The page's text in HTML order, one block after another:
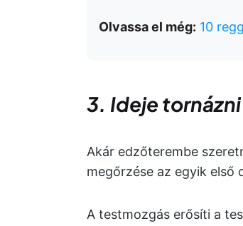
Olvassa el még: 10
3. Ideje tornázni
Akár edzőterembe
megőrzése az egyik első
A testmozgás erősíti a